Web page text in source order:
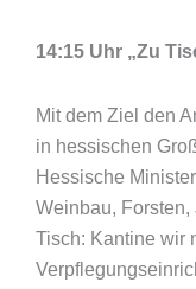
14:15 Uhr „Zu
Mit dem Ziel den
in hessischen
Hessische
Weinbau, Forsten,
Tisch: Kantine wir